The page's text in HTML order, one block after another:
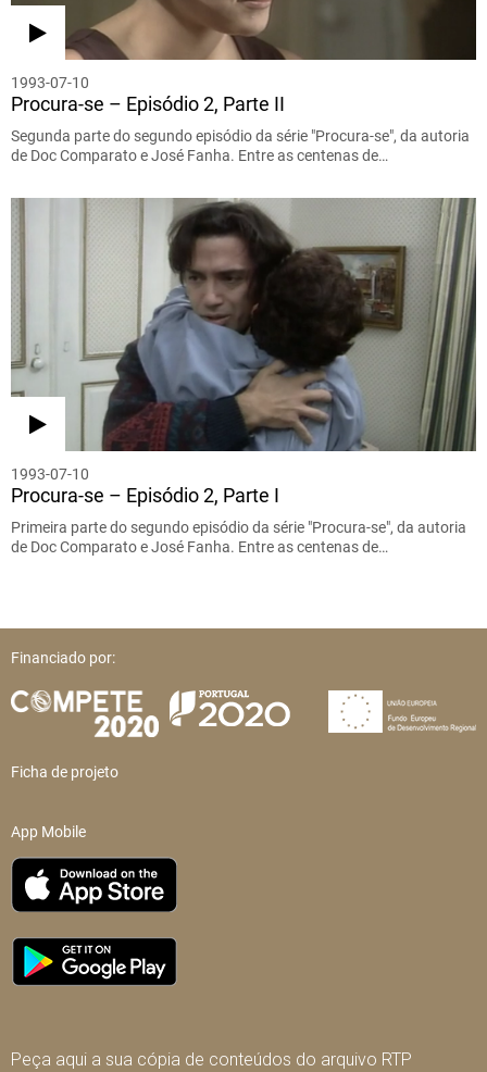
1993-07-10
Procura-se – Episódio 2, Parte II
Segunda parte do segundo episódio da série "Procura-se", da autoria
de Doc Comparato e José Fanha. Entre as centenas de…
1993-07-10
Procura-se – Episódio 2, Parte I
Primeira parte do segundo episódio da série "Procura-se", da autoria
de Doc Comparato e José Fanha. Entre as centenas de…
Financiado por:
Ficha de projeto
App Mobile
Peça aqui a sua cópia de conteúdos do arquivo RTP